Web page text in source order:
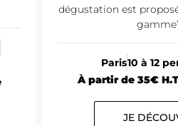
dégustation est
Paris10 à 12
À partir de 35€
JE